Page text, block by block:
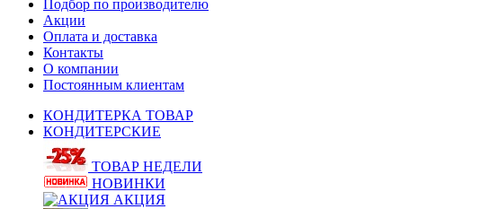
Подбор по производителю
Акции
Оплата и доставка
Контакты
О компании
Постоянным клиентам
КОНДИТЕРКА ТОВАР
КОНДИТЕРСКИЕ
ТОВАР НЕДЕЛИ
НОВИНКИ
АКЦИЯ